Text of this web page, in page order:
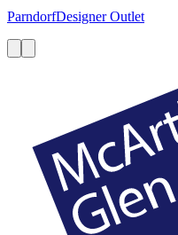
ParndorfDesigner Outlet